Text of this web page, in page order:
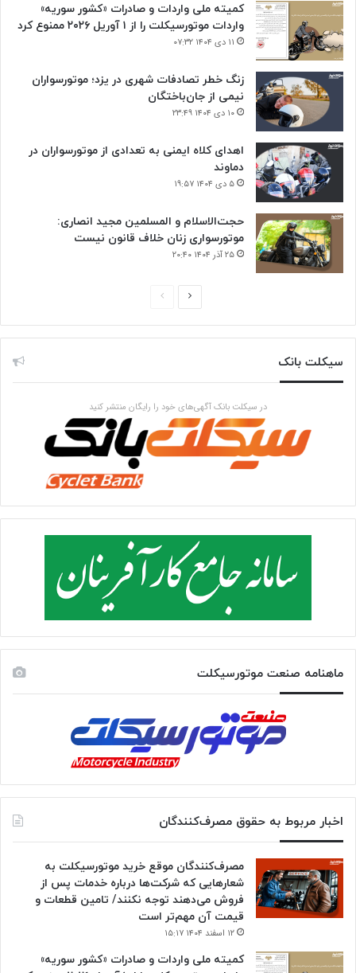
کمیته ملی واردات و صادرات «کشور سوریه»
واردات موتورسیکلت را از ۱ آوریل ۲۰۲۶ ممنوع کرد
۱۱ دی ۱۴۰۴ ۰۷:۳۲
زنگ خطر تصادفات شهری در یزد؛ موتورسواران
نیمی از جان‌باختگان
۱۰ دی ۱۴۰۴ ۲۳:۴۹
اهدای کلاه ایمنی به تعدادی از موتورسواران در
دماوند
۵ دی ۱۴۰۴ ۱۹:۵۷
حجت‌الاسلام و المسلمین مجید انصاری:
موتورسواری زنان خلاف قانون نیست
۲۵ آذر ۱۴۰۴ ۲۰:۴۰
صفحه
صفحه
سیکلت بانک
در سیکلت بانک آگهی‌های خود را رایگان منتشر کنید
ماهنامه صنعت موتورسیکلت
اخبار مربوط به حقوق مصرف‌کنندگان
مصرف‌کنندگان موقع خرید موتورسیکلت به
شعارهایی که شرکت‌ها درباره خدمات پس از
فروش می‌دهند توجه نکنند/ تامین قطعات و
قیمت آن مهم‌تر است
۱۲ اسفند ۱۴۰۴ ۱۵:۱۷
کمیته ملی واردات و صادرات «کشور سوریه»